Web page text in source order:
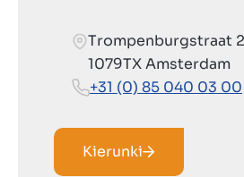
Trompenburgstraat
1079TX Amsterdam
+31 (0) 85 040 03 00
Kierunki